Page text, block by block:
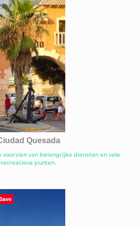
Quesada
voorzien van belangrijke diensten en vele
recreatieve punten.